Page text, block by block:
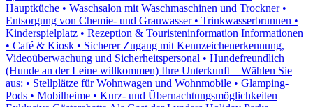
Hauptküche • Waschsalon mit Waschmaschinen und Trockner •
Entsorgung von Chemie- und Grauwasser • Trinkwasserbrunnen •
Kinderspielplatz • Rezeption & Touristeninformation Informationen
•⁠ ⁠Café & Kiosk •⁠ ⁠Sicherer Zugang mit Kennzeichenerkennung,
Videoüberwachung und Sicherheitspersonal •⁠ ⁠Hundefreundlich
(Hunde an der Leine willkommen) Ihre Unterkunft – Wählen Sie
aus: •⁠ ⁠Stellplätze für Wohnwagen und Wohnmobile •⁠ ⁠Glamping-
Pods •⁠ ⁠Mobilheime •⁠ ⁠Kurz- und Übernachtungsmöglichkeiten